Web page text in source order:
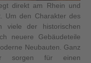
direkt am Rhein und
Um den Charakter des
viele der historischen
neuere Gebäudeteile
Neubauten. Ganz
sorgen für einen